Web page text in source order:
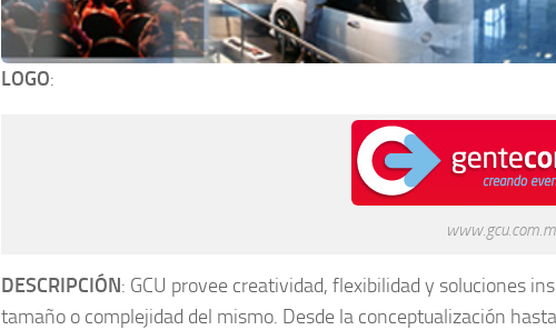
LOGO:
DESCRIPCIÓN: GCU provee creatividad, flexibilidad y soluciones
tamaño o complejidad del mismo. Desde la conceptualización